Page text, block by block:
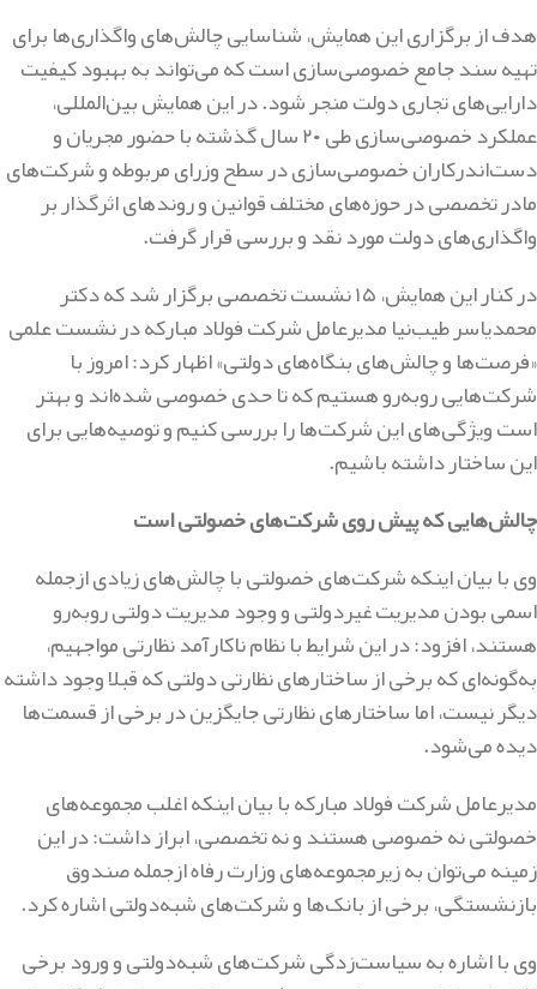
هدف از برگزاری این همایش، شناسایی چالش‌های واگذاری‌ها برای
تهیه سند جامع خصوصی‌سازی است که می‌تواند به بهبود کیفیت
دارایی‌های تجاری دولت منجر شود. در این همایش بین‌المللی،
عملکرد خصوصی‌سازی طی ۲۰ سال گذشته با حضور مجریان و
دست‌اندرکاران خصوصی‌سازی در سطح وزرای مربوطه و شرکت‌های
مادر تخصصی در حوزه‌های مختلف قوانین و روندهای اثرگذار بر
واگذاری‌های دولت مورد نقد و بررسی قرار گرفت.
در کنار این همایش، ۱۵ نشست تخصصی برگزار شد که دکتر
محمدیاسر طیب‌نیا مدیرعامل شرکت فولاد مبارکه در نشست علمی
«فرصت‌ها و چالش‌های بنگاه‌های دولتی» اظهار کرد: امروز با
شرکت‌هایی روبه‌رو هستیم که تا حدی خصوصی شده‌اند و بهتر
است ویژگی‌های این شرکت‌ها را بررسی کنیم و توصیه‌هایی برای
این ساختار داشته باشیم.
چالش‌هایی که پیش روی شرکت‌های خصولتی است
وی با بیان اینکه شرکت‌های خصولتی با چالش‌های زیادی ازجمله
اسمی بودن مدیریت غیردولتی و وجود مدیریت دولتی روبه‌رو
هستند، افزود: در این شرایط با نظام ناکارآمد نظارتی مواجهیم،
به‌گونه‌ای که برخی از ساختارهای نظارتی دولتی که قبلا وجود داشته
دیگر نیست، اما ساختارهای نظارتی جایگزین در برخی از قسمت‌ها
دیده می‌شود.
مدیرعامل شرکت فولاد مبارکه با بیان اینکه اغلب مجموعه‌های
خصولتی نه خصوصی هستند و نه تخصصی، ابراز داشت: در این
زمینه می‌توان به زیرمجموعه‌های وزارت رفاه ازجمله صندوق
بازنشستگی، برخی از بانک‌ها و شرکت‌های شبه‌دولتی اشاره کرد.
وی با اشاره به سیاست‌زدگی شرکت‌های شبه‌دولتی و ورود برخی